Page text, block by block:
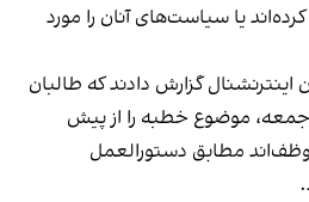
یا سیاست‌های آنان را مورد
گزارش دادند که طالبان
جمعه، موضوع خطبه را از پیش
مطابق دستورالعمل